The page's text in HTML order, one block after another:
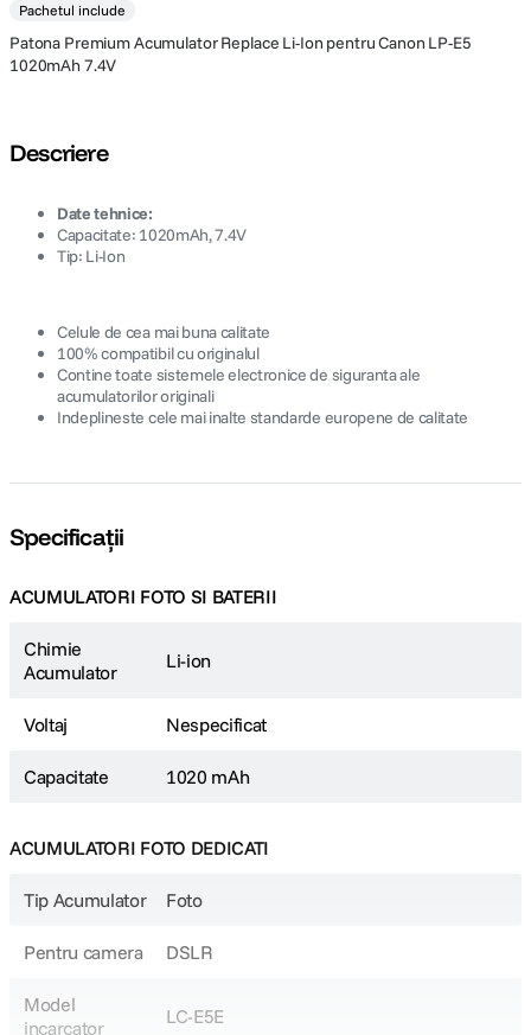
Pachetul include
Patona Premium Acumulator Replace Li-Ion pentru Canon LP-E5
1020mAh 7.4V
Descriere
Date tehnice:
Capacitate: 1020mAh, 7.4V
Tip: Li-Ion
Celule de cea mai buna calitate
100% compatibil cu originalul
Contine toate sistemele electronice de siguranta ale
acumulatorilor originali
Indeplineste cele mai inalte standarde europene de calitate
Specificații
ACUMULATORI FOTO SI BATERII
Chimie
Acumulator
Li-ion
Voltaj Nespecificat
Capacitate 1020 mAh
ACUMULATORI FOTO DEDICATI
Tip Acumulator Foto
Pentru camera DSLR
Model
incarcator
LC-E5E